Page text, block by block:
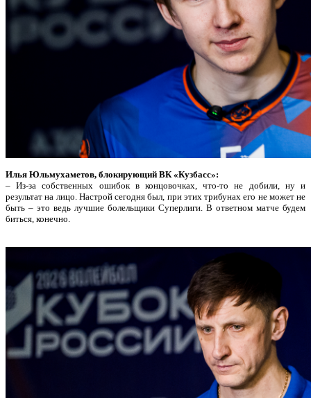
Илья Юльмухаметов, блокирующий ВК «Кузбасс»:
– Из-за собственных ошибок в концовочках, что-то не добили, ну и
результат на лицо. Настрой сегодня был, при этих трибунах его не может не
быть – это ведь лучшие болельщики Суперлиги. В ответном матче будем
биться, конечно.